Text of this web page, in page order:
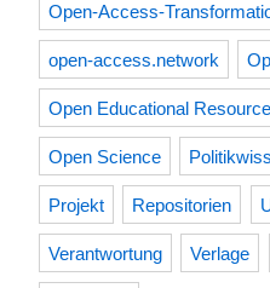
Open-Access-
open-access.network
Open Educational
Open Science
Projekt Repositorien
Verantwortung Verlage